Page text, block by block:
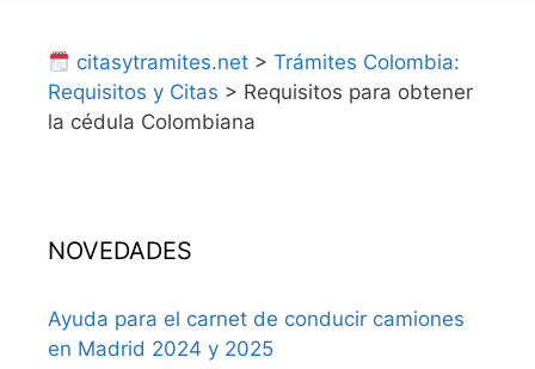
citasytramites.net >Trámites Colombia:
Requisitos y Citas > Requisitos para obtener
la cédula Colombiana
NOVEDADES
Ayuda para el carnet de conducir camiones
en Madrid 2024 y 2025